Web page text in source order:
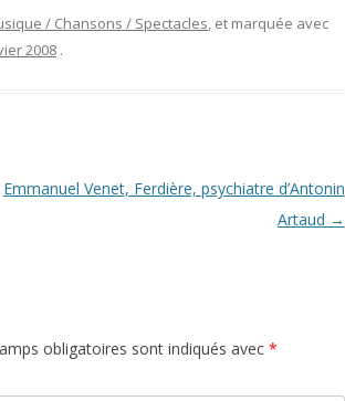
/ Chansons / Spectacles, et marquée avec
2008 .
Emmanuel Venet, Ferdière, psychiatre d’Antonin
Artaud →
obligatoires sont indiqués avec *